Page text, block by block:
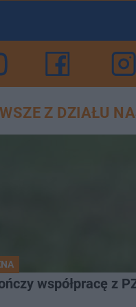
Z DZIAŁU
współpracę z